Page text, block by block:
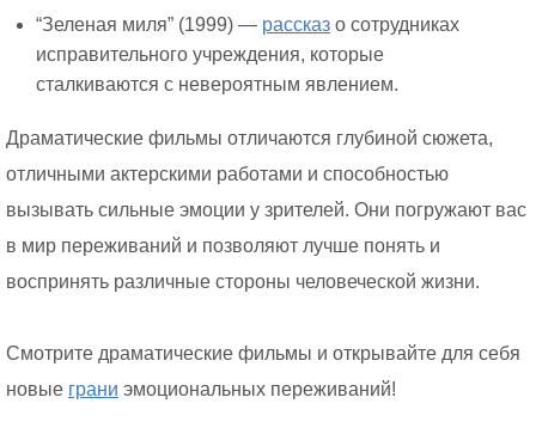
“Зеленая миля” (1999) — рассказ о сотрудниках
исправительного учреждения, которые
сталкиваются с невероятным явлением.
Драматические фильмы отличаются глубиной сюжета,
отличными актерскими работами и способностью
вызывать сильные эмоции у зрителей. Они погружают вас
в мир переживаний и позволяют лучше понять и
воспринять различные стороны человеческой жизни.
Смотрите драматические фильмы и открывайте для себя
новые грани эмоциональных переживаний!